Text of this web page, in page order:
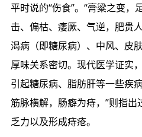
平时说的“伤食”。“膏粱之变，
击、偏枯、痿厥、气逆，肥贵
渴病（即糖尿病）、中风、皮
厚味关系密切。现代医学证实
引起糖尿病、脂肪肝等一些疾
筋脉横解，肠癖为痔，”则指
乏力以及形成痔疮。